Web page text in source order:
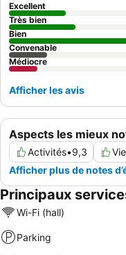
Aspects les mieux
Activités•9,3
Afficher plus de notes
Excellent
Très bien
Bien
Convenable
Médiocre
Afficher les avis
Principaux
Wi-Fi (hall)
Parking